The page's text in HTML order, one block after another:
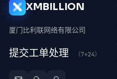
XMBILLION
厦门比利联网络有限公司
提交工单处理 （7×24）